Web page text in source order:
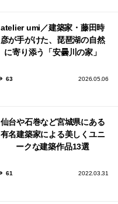
atelier umi／建築家・藤田時
彦が手がけた、琵琶湖の自然
に寄り添う「安曇川の家」
63 2026.05.06
仙台や石巻など宮城県にある
有名建築家による美しくユニ
ークな建築作品13選
61 2022.03.31